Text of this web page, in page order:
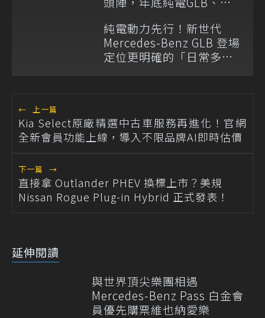
純電動力先行！新世代
Mercedes-Benz GLB 登場
定位更明確的「日常多功
← 上一篇
Kia Select原廠精選中古車服務再進化！官網
全新會員功能上線，導入不限品牌AI即時估價
下一篇 →
直接拿 Outlander PHEV 換標上市？美規
Nissan Rogue Plug-in Hybrid 正式發表！
延伸閱讀
與世界頂尖樂團相遇
Mercedes-Benz Pass 白金會
員優先購票維也納愛樂